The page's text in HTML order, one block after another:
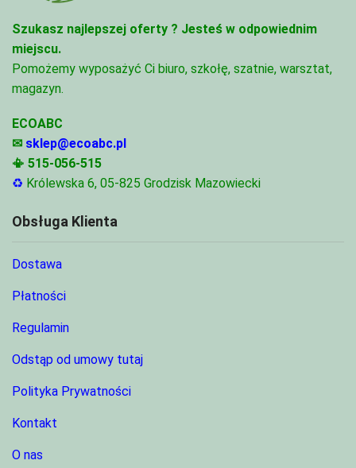
Szukasz najlepszej oferty ? Jesteś w odpowiednim
miejscu.
Pomożemy wyposażyć Ci biuro, szkołę, szatnie, warsztat,
magazyn.
ECOABC
✉ sklep@ecoabc.pl
📳 515-056-515
♻ Królewska 6, 05-825 Grodzisk Mazowiecki
Obsługa Klienta
Dostawa
Płatności
Regulamin
Odstąp od umowy tutaj
Polityka Prywatności
Kontakt
O nas